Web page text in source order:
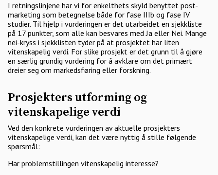
I retningslinjene har vi for enkelthets skyld benyttet post-
marketing som betegnelse både for fase IIIb og fase IV
studier. Til hjelp i vurderingen er det utarbeidet en sjekkliste
på 17 punkter, som alle kan besvares med Ja eller Nei. Mange
nei-kryss i sjekklisten tyder på at prosjektet har liten
vitenskapelig verdi. For slike prosjekt er det grunn til å gjøre
en særlig grundig vurdering for å avklare om det primært
dreier seg om markedsføring eller forskning.
Prosjekters utforming og
vitenskapelige verdi
Ved den konkrete vurderingen av aktuelle prosjekters
vitenskapelige verdi, kan det være nyttig å stille følgende
spørsmål:
Har problemstillingen vitenskapelig interesse?